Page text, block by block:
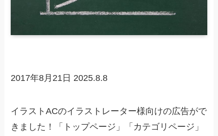
2017年8月21日 2025.8.8
イラストACのイラストレーター様向けの広告がで
きました！「トップページ」「カテゴリページ」